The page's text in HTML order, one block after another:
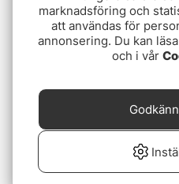
marknadsföring och
att användas för
annonsering. Du kan
och i vår